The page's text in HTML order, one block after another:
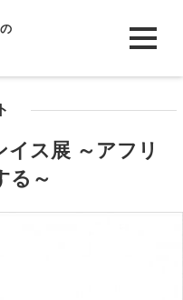
ス展 ～アフリ
る～